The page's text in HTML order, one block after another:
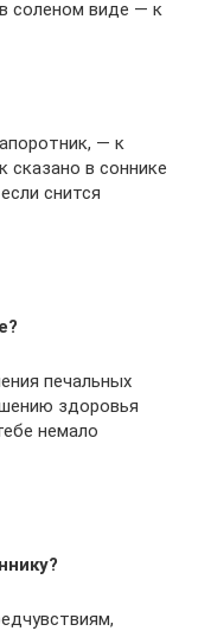
соленом виде — к
— к
в соннике
снится
печальных
здоровья
немало